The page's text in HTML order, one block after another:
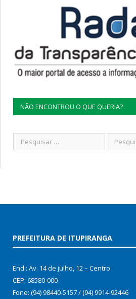
NÃO ENCONTROU O QUE QUERIA?
PREFEITURA DE ITUPIRANGA
End.: Av. 14 de julho, 12 – Centro
CEP: 68580-000
Fone: (94) 98440-5157 / (94) 9914-92446